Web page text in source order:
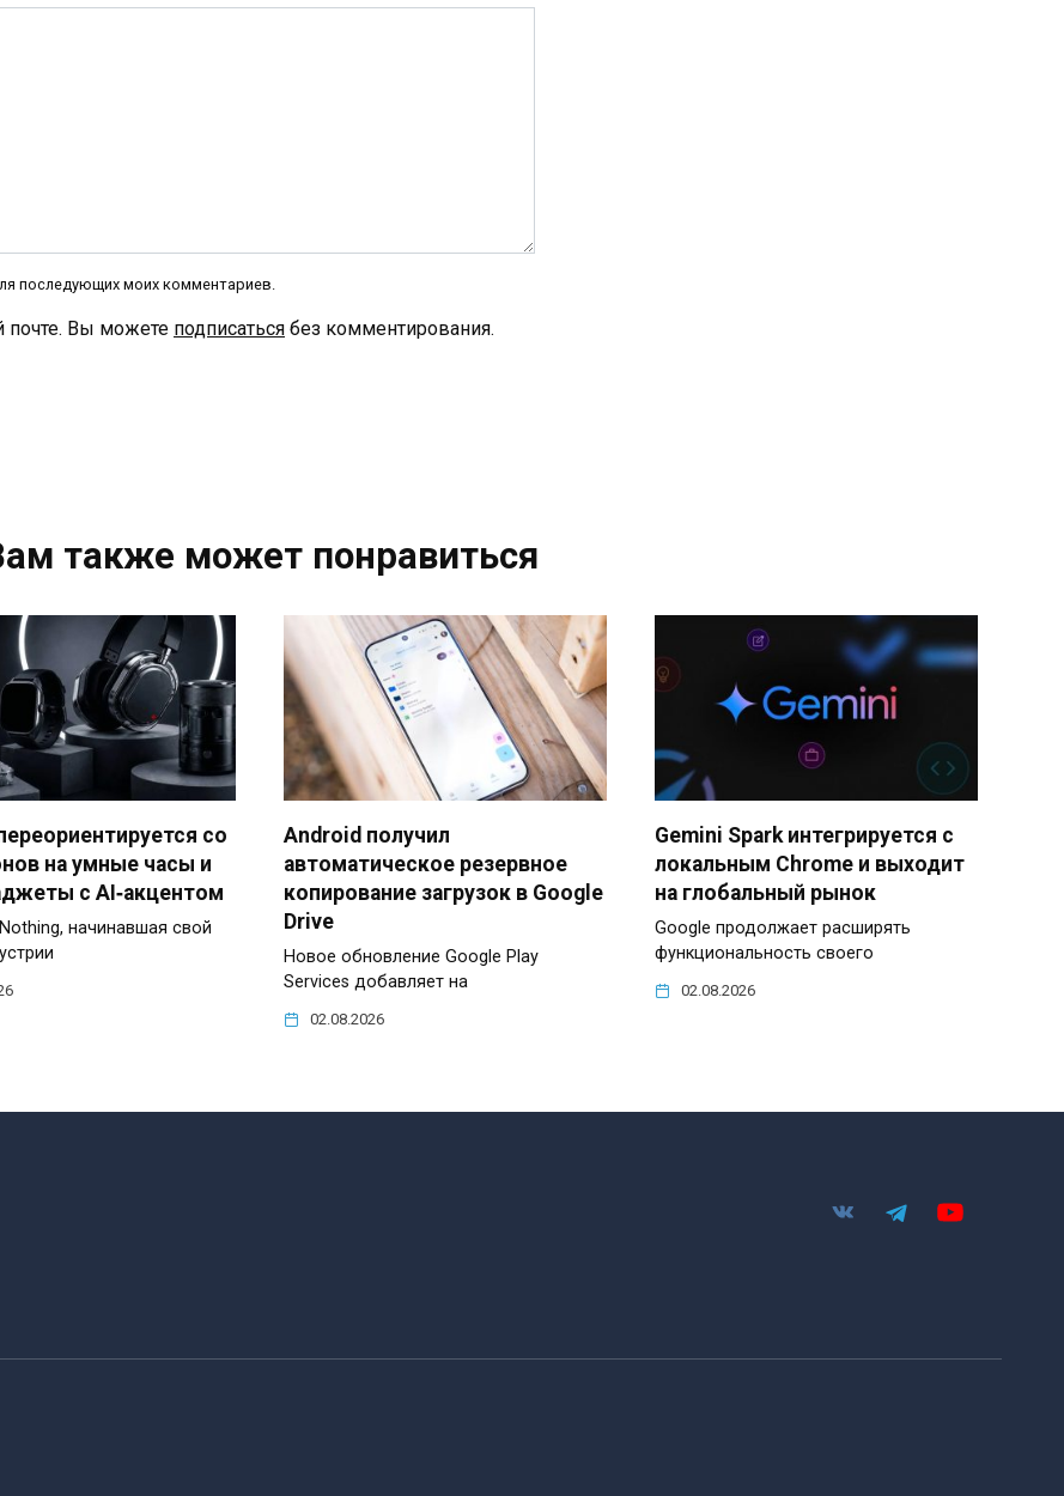
последующих моих комментариев.
почте. Вы можете подписаться без комментирования.
также может понравиться
со
на умные часы и
с AI‑акцентом
начинавшая свой
Android получил
автоматическое резервное
копирование загрузок в Google
Drive
Новое обновление Google Play
Services добавляет на
02.08.2026
Gemini Spark интегрируется с
локальным Chrome и выходит
на глобальный рынок
Google продолжает расширять
функциональность своего
02.08.2026